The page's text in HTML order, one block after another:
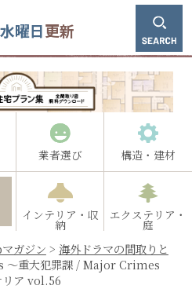
水曜日更新
業者選び 構造・建材
インテリア・収
納
エクステリア・
庭
ガジン > 海外ドラマの間取りと
重大犯罪課 / Major Crimes
リア vol.56